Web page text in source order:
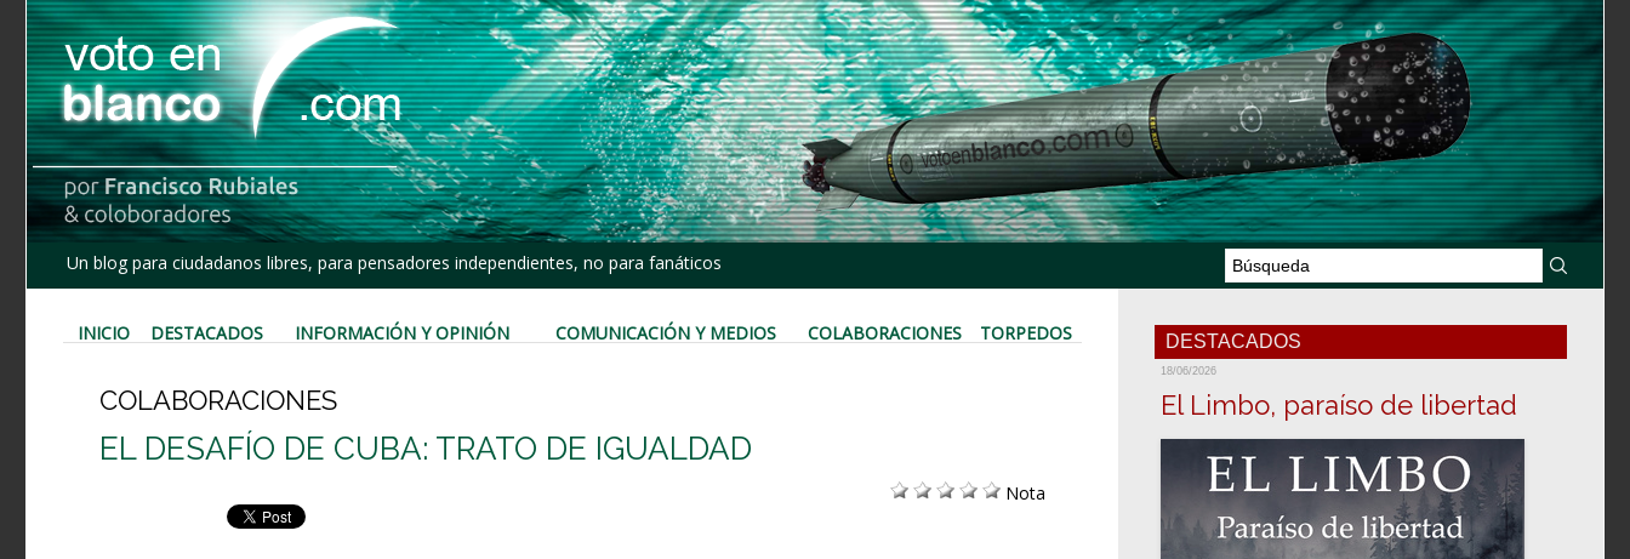
Un blog para ciudadanos libres, para pensadores independientes, no para fanáticos
INICIO DESTACADOS INFORMACIÓN Y OPINIÓN COMUNICACIÓN Y MEDIOS COLABORACIONES TORPEDOS
COLABORACIONES
EL DESAFÍO DE CUBA: TRATO DE IGUALDAD
Nota
DESTACADOS
18/06/2026
El Limbo, paraíso de libertad